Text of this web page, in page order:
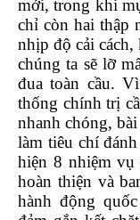
mới, trong khi
chỉ còn hai thập
nhịp độ cải
chúng ta sẽ lỡ
đua toàn cầu.
thống chính trị
nhanh chóng,
làm tiêu chí
hiện 8 nhiệm vụ
hoàn thiện và
hành động